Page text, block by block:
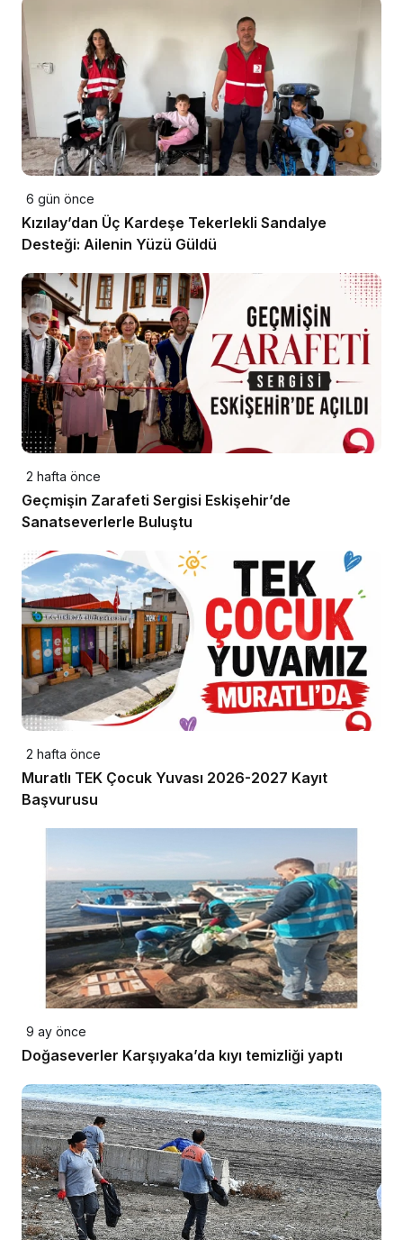
6 gün önce
Kızılay’dan Üç Kardeşe Tekerlekli Sandalye
Desteği: Ailenin Yüzü Güldü
2 hafta önce
Geçmişin Zarafeti Sergisi Eskişehir’de
Sanatseverlerle Buluştu
2 hafta önce
Muratlı TEK Çocuk Yuvası 2026-2027 Kayıt
Başvurusu
9 ay önce
Doğaseverler Karşıyaka’da kıyı temizliği yaptı